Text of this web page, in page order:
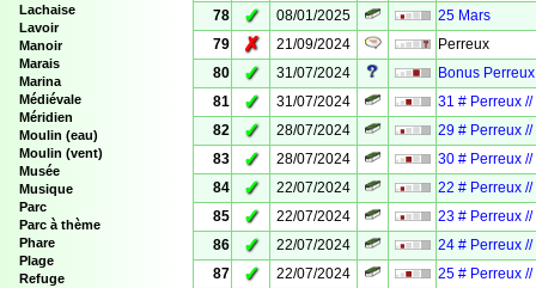
Lachaise
Lavoir
Manoir
Marais
Marina
Médiévale
Méridien
Moulin (eau)
Moulin (vent)
Musée
Musique
Parc
Parc à thème
Phare
Plage
Refuge
78
✓ 08/01/2025
25 Mars
79
✗ 21/09/2024
Perreux
80
✓ 31/07/2024
Bonus
81
✓ 31/07/2024
31 # Perreux
82
✓ 28/07/2024
29 # Perreux
83
✓ 28/07/2024
30 # Perreux
84
✓ 22/07/2024
22 # Perreux
85
✓ 22/07/2024
23 # Perreux
86
✓ 22/07/2024
24 # Perreux
87
✓ 22/07/2024
25 # Perreux